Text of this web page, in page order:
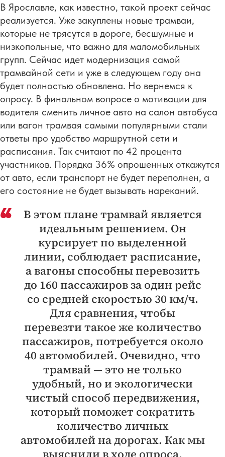
В Ярославле, как известно, такой проект сейчас
реализуется. Уже закуплены новые трамваи,
которые не трясутся в дороге, бесшумные и
низкопольные, что важно для маломобильных
групп. Сейчас идет модернизация самой
трамвайной сети и уже в следующем году она
будет полностью обновлена. Но вернемся к
опросу. В финальном вопросе о мотивации для
водителя сменить личное авто на салон автобуса
или вагон трамвая самыми популярными стали
ответы про удобство маршрутной сети и
расписания. Так считают по 42 процента
участников. Порядка 36% опрошенных откажутся
от авто, если транспорт не будет переполнен, а
его состояние не будет вызывать нареканий.
В этом плане трамвай является
идеальным решением. Он
курсирует по выделенной
линии, соблюдает расписание,
а вагоны способны перевозить
до 160 пассажиров за один рейс
со средней скоростью 30 км/ч.
Для сравнения, чтобы
перевезти такое же количество
пассажиров, потребуется около
40 автомобилей. Очевидно, что
трамвай — это не только
удобный, но и экологически
чистый способ передвижения,
который поможет сократить
количество личных
автомобилей на дорогах. Как мы
выяснили в ходе опроса,